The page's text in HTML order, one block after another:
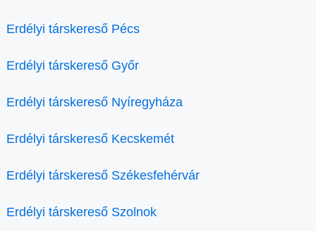
Erdélyi társkereső Pécs
Erdélyi társkereső Győr
Erdélyi társkereső Nyíregyháza
Erdélyi társkereső Kecskemét
Erdélyi társkereső Székesfehérvár
Erdélyi társkereső Szolnok